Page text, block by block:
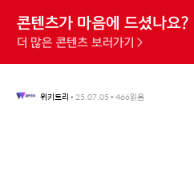
위키트리 • 25.07.05• 466읽음